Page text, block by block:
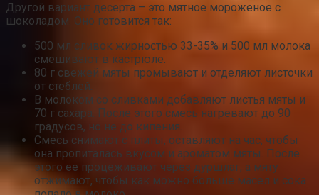
Другой вариант десерта – это мятное мороженое с
шоколадом. Оно готовится так:
500 мл сливок жирностью 33-35% и 500 мл молока
смешивают в кастрюле.
80 г свежей мяты промывают и отделяют листочки
от стеблей.
В молоком со сливками добавляют листья мяты и
70 г сахара. После этого смесь нагревают до 90
градусов, но не до кипения.
Смесь снимают с плиты, оставляют на час, чтобы
она пропиталась вкусом и ароматом мяты. После
этого ее процеживают через дуршлаг, а мяту
отжимают, чтобы как можно больше масел и сока